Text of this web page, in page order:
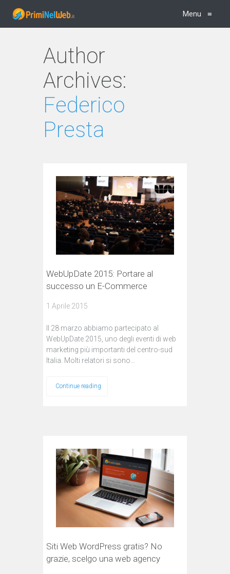
Menu ≡
Author
Archives:
Federico
Presta
WebUpDate 2015: Portare al
successo un E-Commerce
1 Aprile 2015
Il 28 marzo abbiamo partecipato al
WebUpDate 2015, uno degli eventi di web
marketing più importanti del centro-sud
Italia. Molti relatori si sono…
Continue reading
Siti Web WordPress gratis? No
grazie, scelgo una web agency